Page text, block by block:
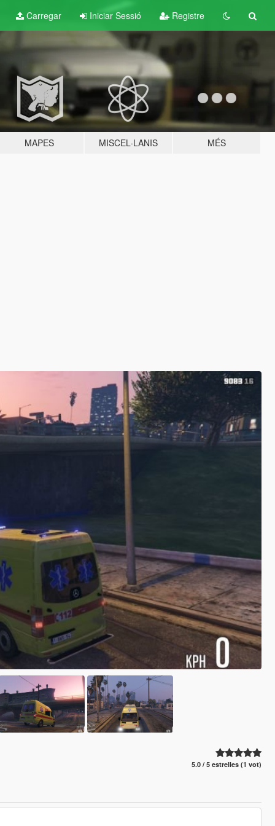
Carregar Iniciar Sessió Registre
MAPES MISCEL·LANIS MÉS
5.0 / 5 estrelles (1 vot)